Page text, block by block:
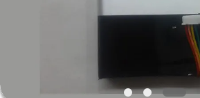
NOSOTROS